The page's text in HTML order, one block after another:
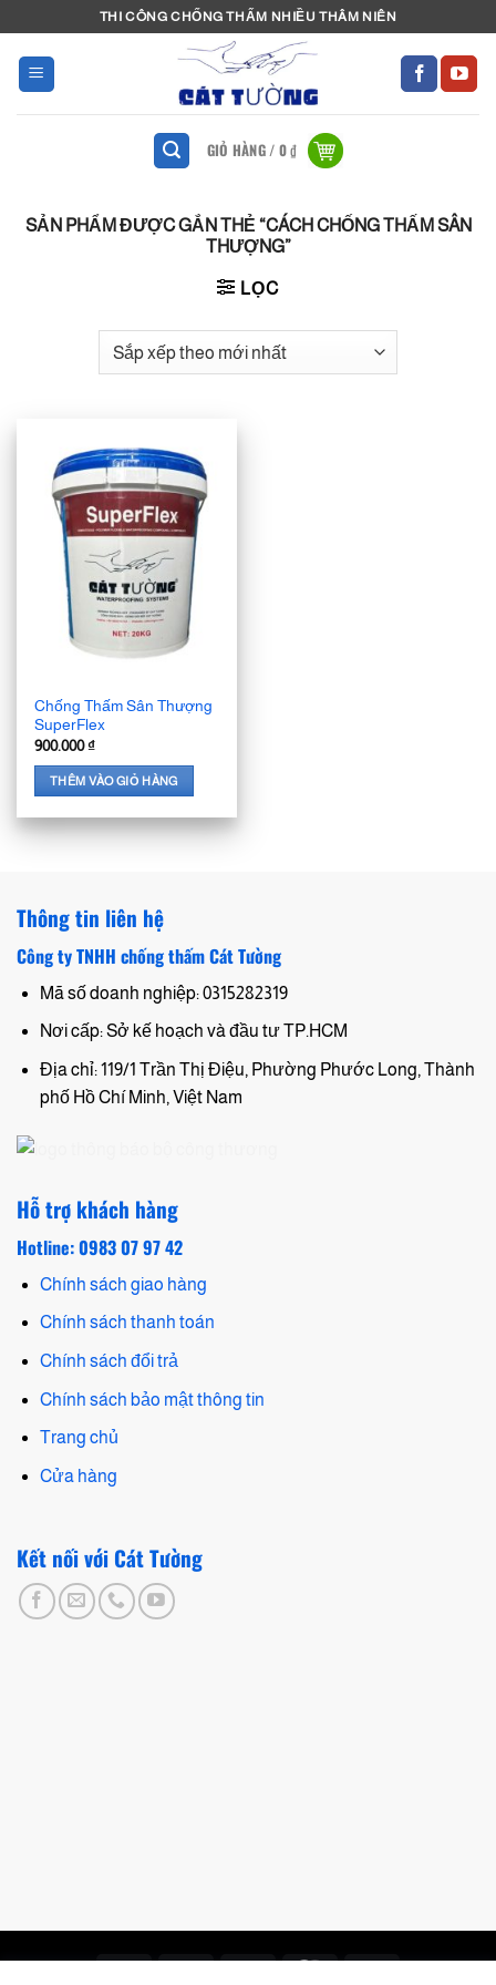
dung
THI CÔNG CHỐNG THẤM NHIỀU THÂM NIÊN
GIỎ HÀNG / 0₫
SẢN PHẨM ĐƯỢC GẮN THẺ “CÁCH CHỐNG THẤM SÂN
THƯỢNG”
LỌC
Chống Thấm Sân Thượng
SuperFlex
900.000₫
THÊM VÀO GIỎ HÀNG
Thông tin liên hệ
Công ty TNHH chống thấm Cát Tường
Mã số doanh nghiệp: 0315282319
Nơi cấp: Sở kế hoạch và đầu tư TP.HCM
Địa chỉ: 119/1 Trần Thị Điệu, Phường Phước Long, Thành
phố Hồ Chí Minh, Việt Nam
Hỗ trợ khách hàng
Hotline: 0983 07 97 42
Chính sách giao hàng
Chính sách thanh toán
Chính sách đổi trả
Chính sách bảo mật thông tin
Trang chủ
Cửa hàng
Kết nối với Cát Tường